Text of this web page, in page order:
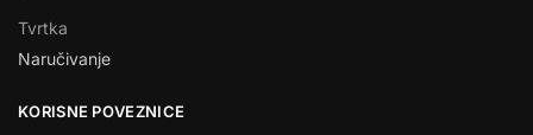
Tvrtka
Naručivanje
KORISNE POVEZNICE